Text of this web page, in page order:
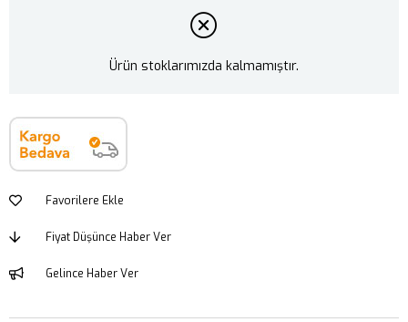
Ürün stoklarımızda kalmamıştır.
Favorilere Ekle
Fiyat Düşünce Haber Ver
Gelince Haber Ver